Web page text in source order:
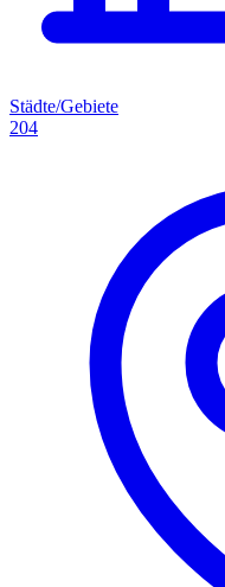
Städte/Gebiete
204